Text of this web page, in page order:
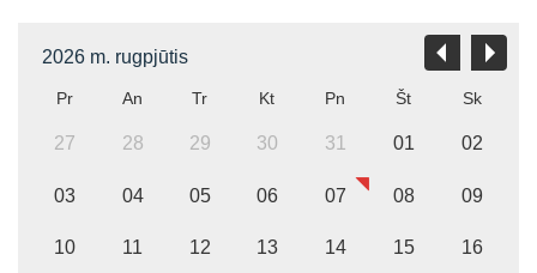
2026 m. rugpjūtis
Pr An Tr Kt Pn Št Sk
27 28 29 30 31 01 02
03 04 05 06 07 08 09
10 11 12 13 14 15 16